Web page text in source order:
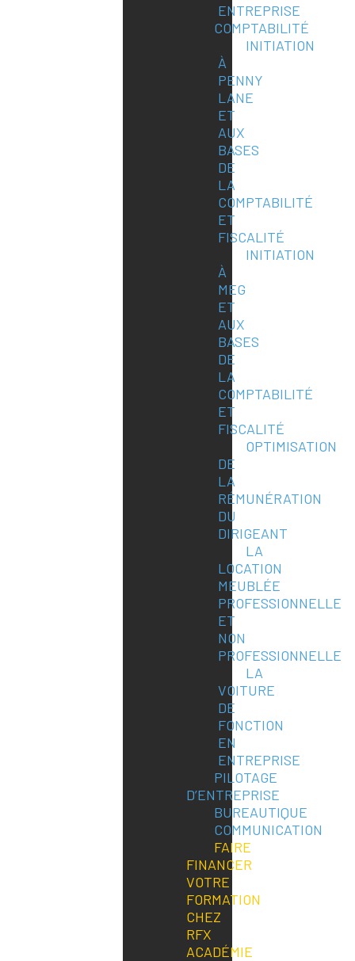
ENTREPRISE
COMPTABILITÉ
INITIATION
À
PENNY
LANE
ET
AUX
BASES
DE
LA
COMPTABILITÉ
ET
FISCALITÉ
INITIATION
À
MEG
ET
AUX
BASES
DE
LA
COMPTABILITÉ
ET
FISCALITÉ
OPTIMISATION
DE
LA
RÉMUNÉRATION
DU
DIRIGEANT
LA
LOCATION
MEUBLÉE
PROFESSIONNELLE
ET
NON
PROFESSIONNELLE
LA
VOITURE
DE
FONCTION
EN
ENTREPRISE
PILOTAGE
D’ENTREPRISE
BUREAUTIQUE
COMMUNICATION
FAIRE
FINANCER
VOTRE
FORMATION
CHEZ
RFX
ACADÉMIE